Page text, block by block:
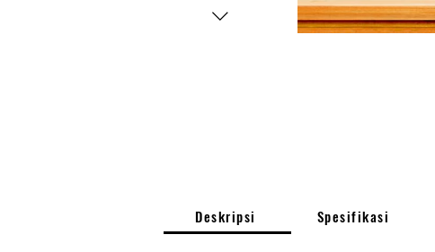
Deskripsi Spesifikasi